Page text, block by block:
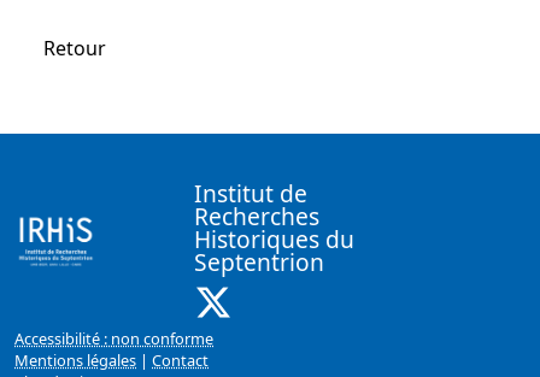
Retour
Institut de
Recherches
Historiques du
Septentrion
Accessibilité : non conforme
Mentions légales | Contact